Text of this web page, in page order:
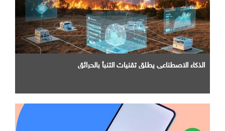
الذكاء الاصطناعي يطلق تقنيات التنبأ بالحرائق